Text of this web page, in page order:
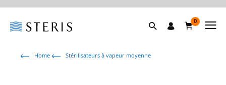
0
Home Stérilisateurs à vapeur moyenne